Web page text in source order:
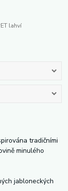
lahví
tradičními
minulého
jabloneckých